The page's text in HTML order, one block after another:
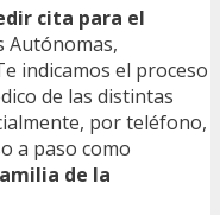
cita para el
Autónomas,
indicamos el proceso
de las distintas
por teléfono,
a paso como
de la